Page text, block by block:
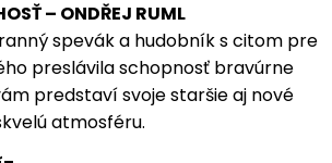
– ONDŘEJ RUML
spevák a hudobník s citom pre
preslávila schopnosť bravúrne
predstaví svoje staršie aj nové
atmosféru.